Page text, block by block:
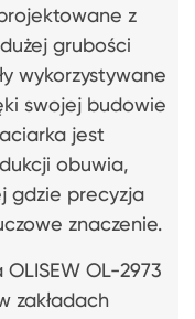
z
grubości
wykorzystywane
swojej budowie
jest
obuwia,
gdzie precyzja
znaczenie.
OL-2973
zakładach